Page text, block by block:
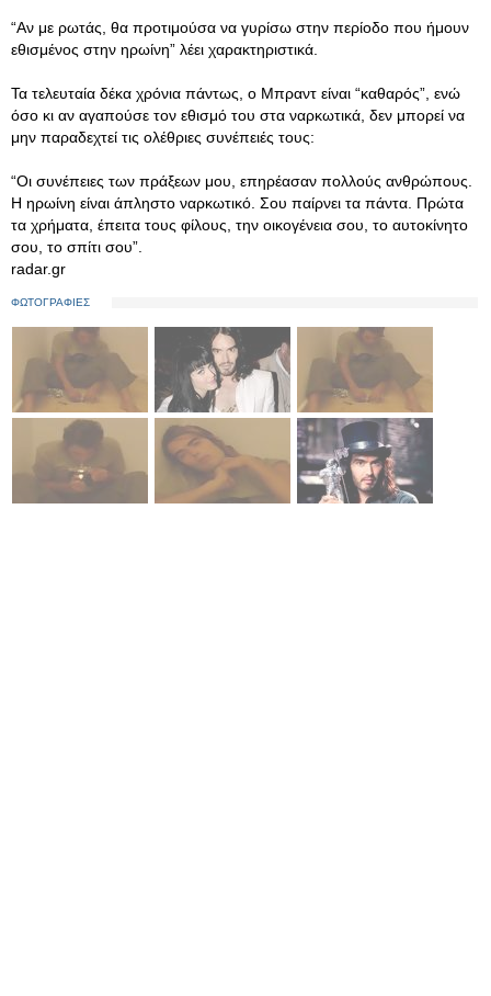
“Αν με ρωτάς, θα προτιμούσα να γυρίσω στην περίοδο που ήμουν
εθισμένος στην ηρωίνη” λέει χαρακτηριστικά.
Τα τελευταία δέκα χρόνια πάντως, ο Μπραντ είναι “καθαρός”, ενώ
όσο κι αν αγαπούσε τον εθισμό του στα ναρκωτικά, δεν μπορεί να
μην παραδεχτεί τις ολέθριες συνέπειές τους:
“Οι συνέπειες των πράξεων μου, επηρέασαν πολλούς ανθρώπους.
Η ηρωίνη είναι άπληστο ναρκωτικό. Σου παίρνει τα πάντα. Πρώτα
τα χρήματα, έπειτα τους φίλους, την οικογένεια σου, το αυτοκίνητο
σου, το σπίτι σου”.
radar.gr
ΦΩΤΟΓΡΑΦΙΕΣ